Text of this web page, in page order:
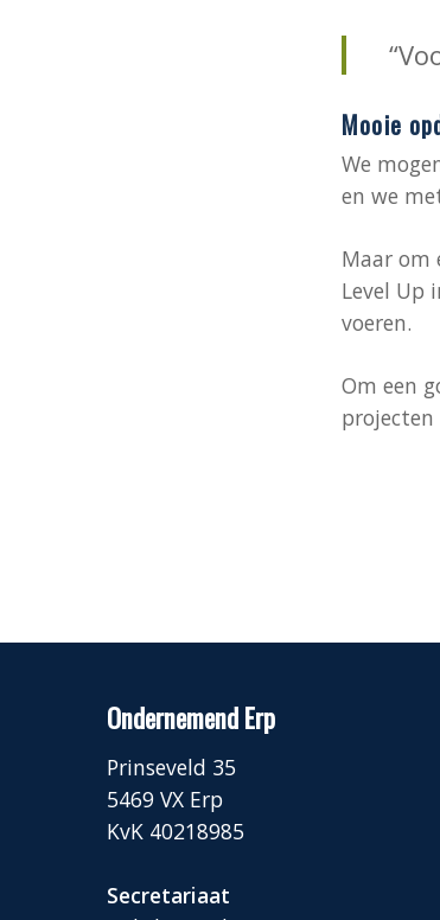
Mooie
We
en we
Maar om
Level Up
voeren.
Om een
Ondernemend Erp
Prinseveld 35
5469 VX Erp
KvK 40218985
Secretariaat